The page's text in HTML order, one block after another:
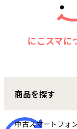
サポートセン
お客さまの声
にこスマ通信
マイページ
にこスマに
商品を探す
中古スマートフォ